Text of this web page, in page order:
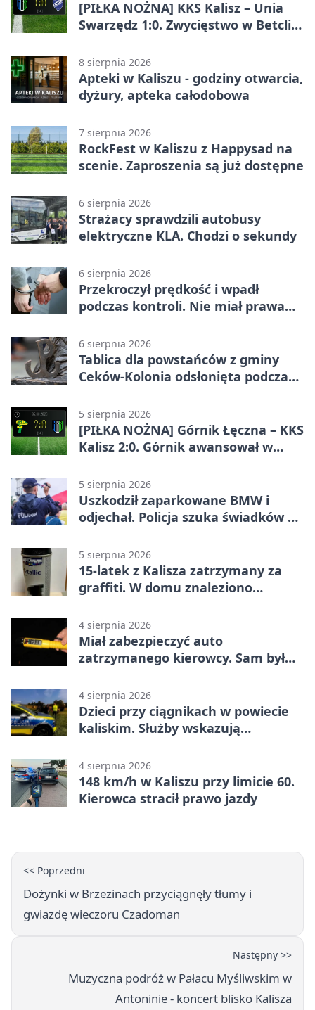
[PIŁKA NOŻNA] KKS Kalisz – Unia
Swarzędz 1:0. Zwycięstwo w Betclic
8 sierpnia 2026
Apteki w Kaliszu - godziny otwarcia,
dyżury, apteka całodobowa
7 sierpnia 2026
RockFest w Kaliszu z Happysad na
scenie. Zaproszenia są już dostępne
6 sierpnia 2026
Strażacy sprawdzili autobusy
elektryczne KLA. Chodzi o sekundy
6 sierpnia 2026
Przekroczył prędkość i wpadł
podczas kontroli. Nie miał prawa
6 sierpnia 2026
Tablica dla powstańców z gminy
Ceków-Kolonia odsłonięta podczas
5 sierpnia 2026
[PIŁKA NOŻNA] Górnik Łęczna – KKS
Kalisz 2:0. Górnik awansował w
5 sierpnia 2026
Uszkodził zaparkowane BMW i
odjechał. Policja szuka świadków w
5 sierpnia 2026
15-latek z Kalisza zatrzymany za
graffiti. W domu znaleziono
4 sierpnia 2026
Miał zabezpieczyć auto
zatrzymanego kierowcy. Sam był
4 sierpnia 2026
Dzieci przy ciągnikach w powiecie
kaliskim. Służby wskazują
4 sierpnia 2026
148 km/h w Kaliszu przy limicie 60.
Kierowca stracił prawo jazdy
<< Poprzedni
Dożynki w Brzezinach przyciągnęły tłumy i
gwiazdę wieczoru Czadoman
Następny >>
Muzyczna podróż w Pałacu Myśliwskim w
Antoninie - koncert blisko Kalisza